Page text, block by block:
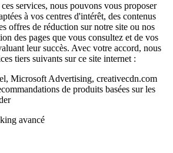
services, nous pouvons vous proposer
à vos centres d'intérêt, des contenus
offres de réduction sur notre site ou nos
des pages que vous consultez et de vos
leur succès. Avec votre accord, nous
tiers suivants sur ce site internet :
Microsoft Advertising, creativecdn.com
de produits basées sur les
avancé